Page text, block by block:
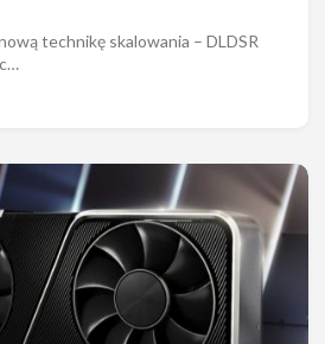
technikę skalowania – DLDSR